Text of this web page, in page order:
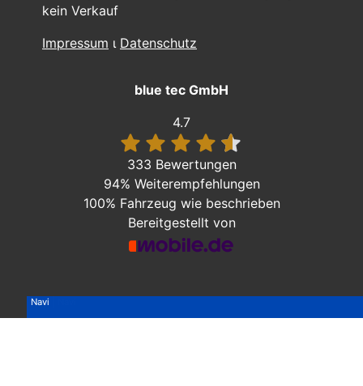
Navi
Navi
Navi
Navi
Navi
Navi
Navi
AHK | Navi
AHK | Navi
AHK | Navi
Navi
Navi
Navi
kein Verkauf
Impressum ι Datenschutz
blue tec GmbH
4.7
333 Bewertungen
94% Weiterempfehlungen
100% Fahrzeug wie beschrieben
Bereitgestellt von